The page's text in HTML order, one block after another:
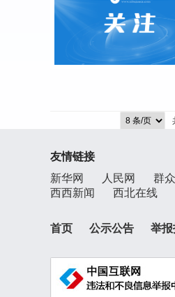
友情链接
新华网
人民网 群
西西新闻
西北在线
首页 公示公告 举